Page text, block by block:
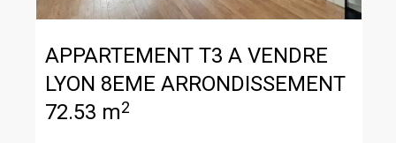
APPARTEMENT T3 A VENDRE
LYON 8EME ARRONDISSEMENT
72.53 m2